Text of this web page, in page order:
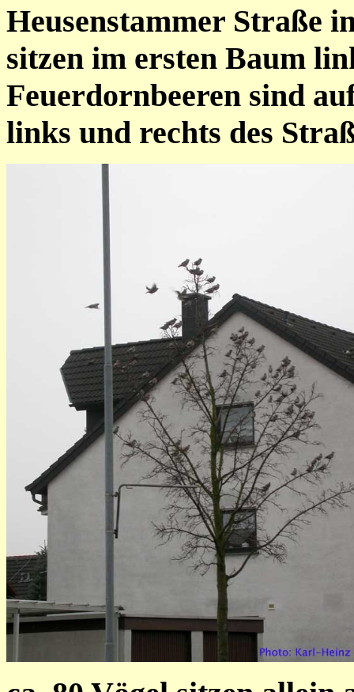
Heusenstammer Straße
sitzen im ersten Baum
Feuerdornbeeren sind
links und rechts des